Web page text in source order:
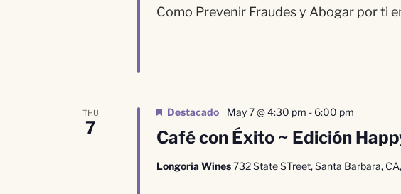
Como Prevenir Fraudes y Abogar por ti
THU
7 Café con Éxito ~ Edición
Destacado May 7 @ 4:30 pm - 6:00 pm
Longoria Wines732 State STreet, Santa Barbara,